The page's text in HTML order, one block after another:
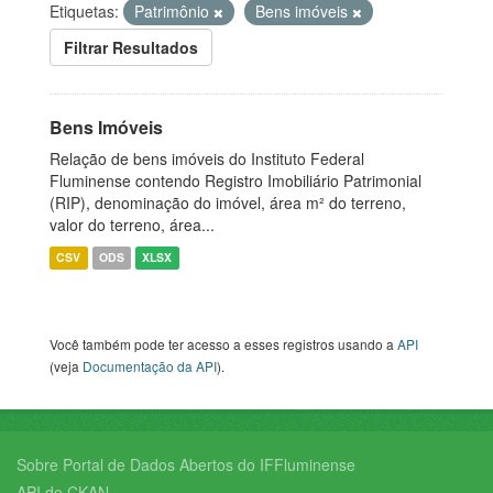
Etiquetas: Patrimônio
Bens imóveis
Filtrar Resultados
Bens Imóveis
Relação de bens imóveis do Instituto Federal
Fluminense contendo Registro Imobiliário Patrimonial
(RIP), denominação do imóvel, área m² do terreno,
valor do terreno, área...
CSV ODS XLSX
Você também pode ter acesso a esses registros usando aAPI
(veja Documentação da API).
Sobre Portal de Dados Abertos do IFFluminense